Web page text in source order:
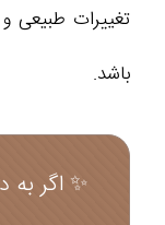
تغییرات طبیعی
باشد.
✨ اگر به